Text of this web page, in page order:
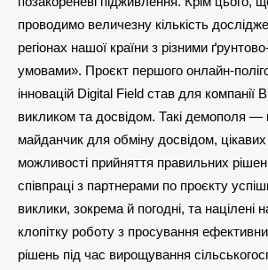
проводимо величезну кількість
регіонах нашої країни з різними
умовами». Проєкт першого онлайн-
інновацій Digital Field став для компанії
викликом та досвідом. Такі демополя —
майданчик для обміну досвідом, цікавих
можливості прийняття правильних
співпраці з партнерами по проєкту
виклики, зокрема й погодні, та націлені
клопітку роботу з просування
рішень під час вирощування